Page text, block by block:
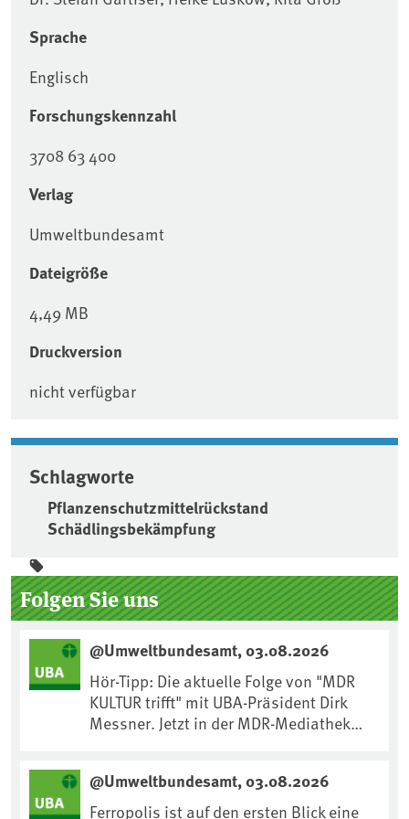
Sprache
Englisch
Forschungskennzahl
3708 63 400
Verlag
Umweltbundesamt
Dateigröße
4,49 MB
Druckversion
nicht verfügbar
Schlagworte
Pflanzenschutzmittelrückstand
Schädlingsbekämpfung
Seitenleiste
Folgen Sie uns
@Umweltbundesamt, 03.08.2026
Hör-Tipp: Die aktuelle Folge von "MDR
KULTUR trifft" mit UBA-Präsident Dirk
Messner. Jetzt in der MDR-Mediathek
fft/dirk-messner-audio-100.html
@Umweltbundesamt, 03.08.2026
Ferropolis ist auf den ersten Blick eine